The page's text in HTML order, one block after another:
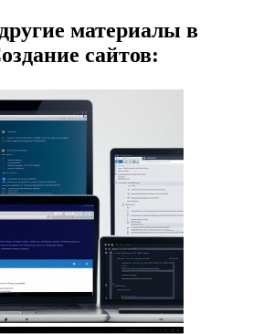
материалы в
сайтов: